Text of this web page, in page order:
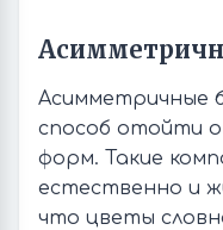
Асимметричные
способ отойти
форм. Такие
естественно и
что цветы